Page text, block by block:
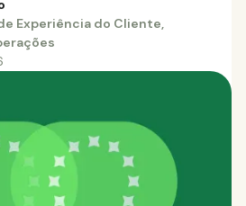
Experiência do Cliente,